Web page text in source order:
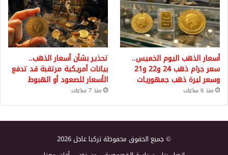
أسعار الذهب اليوم الخميس..
سعر جرام ذهب 24 و22 و21
وسعر ليرة ذهب جمهوريات
منذ 6 ساعات
تحذير بشأن أسعار الذهب..
بيانات أمريكية مرتقبة قد تدفع
الأسعار للصعود أو الهبوط
منذ 7 ساعات
© جميع الحقوق محفوظة تركيا عاجل 2026